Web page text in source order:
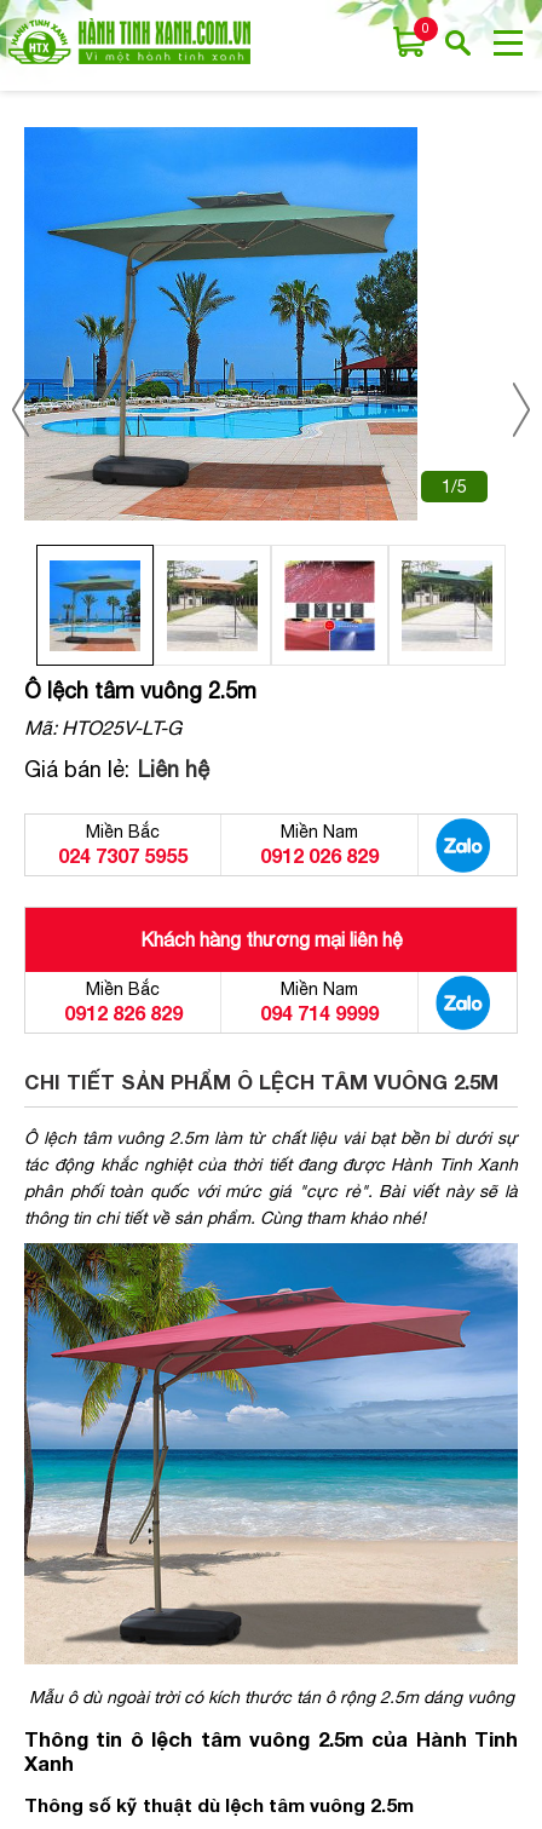
0
1/5
Ô lệch tâm vuông 2.5m
Mã:HTO25V-LT-G
Giá bán lẻ: Liên hệ
Miền Bắc
024 7307 5955
Miền Nam
0912 026 829
Khách hàng thương mại liên hệ
Miền Bắc
0912 826 829
Miền Nam
094 714 9999
CHI TIẾT SẢN PHẨM Ô LỆCH TÂM VUÔNG 2.5M
Ô lệch tâm vuông 2.5m làm từ chất liệu vải bạt bền bỉ dưới sự
tác động khắc nghiệt của thời tiết đang được Hành Tinh Xanh
phân phối toàn quốc với mức giá "cực rẻ". Bài viết này sẽ là
thông tin chi tiết về sản phẩm. Cùng tham khảo nhé!
Mẫu ô dù ngoài trời có kích thước tán ô rộng 2.5m dáng vuông
Thông tin ô lệch tâm vuông 2.5m của Hành Tinh
Xanh
Thông số kỹ thuật dù lệch tâm vuông 2.5m